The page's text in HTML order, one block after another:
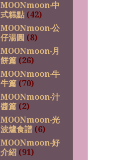
MOONmoon‧中
式糕點 (42)
MOONmoon‧公
仔湯圓 (8)
MOONmoon‧月
餅篇 (26)
MOONmoon‧牛
牛篇 (70)
MOONmoon‧汁
醬篇 (2)
MOONmoon‧光
波爐食譜 (6)
MOONmoon‧好
介紹 (91)